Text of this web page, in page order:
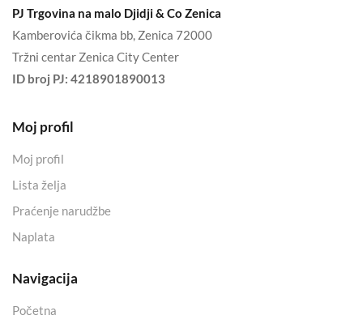
PJ Trgovina na malo Djidji & Co Zenica
Kamberovića čikma bb, Zenica 72000
Tržni centar Zenica City Center
ID broj PJ: 4218901890013
Moj profil
Moj profil
Lista želja
Praćenje narudžbe
Naplata
Navigacija
Početna